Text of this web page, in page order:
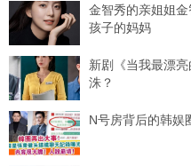
金智秀的亲姐姐
孩子的妈妈
新剧《当我最漂
洙？
N号房背后的韩娱